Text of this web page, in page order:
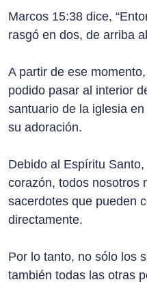
Marcos 15:38 dice,
rasgó en dos, de arriba
A partir de ese
podido pasar al interior
santuario de la iglesia
su adoración.
Debido al Espíritu
corazón, todos nosotros
sacerdotes que pueden
directamente.
Por lo tanto, no sólo los
también todas las otras